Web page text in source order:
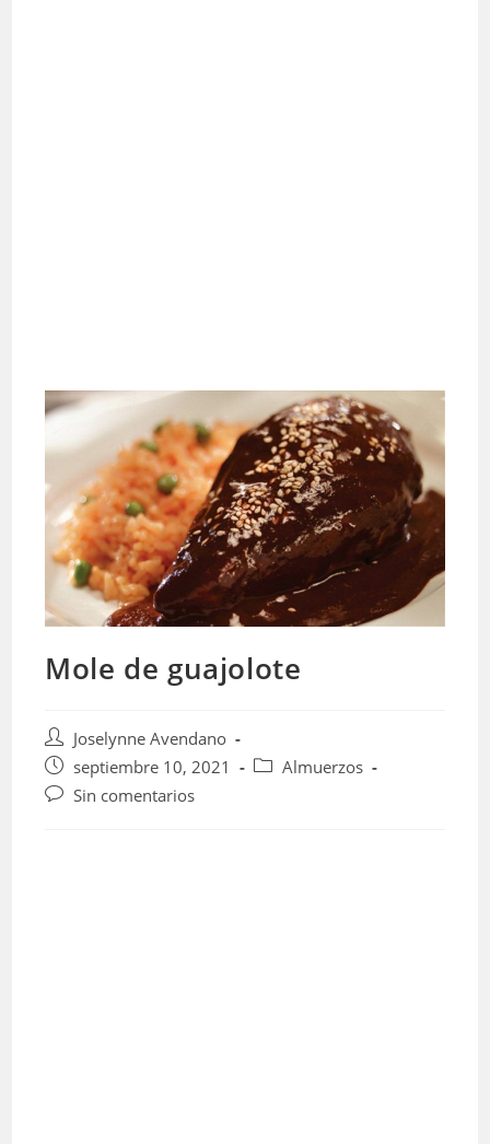
Mole de guajolote
Autor
de
la
entrada:
Joselynne Avendano
Publicación
de
septiembre 10, 2021
Categoría
Almuerzos
Comentarios
Sin comentarios